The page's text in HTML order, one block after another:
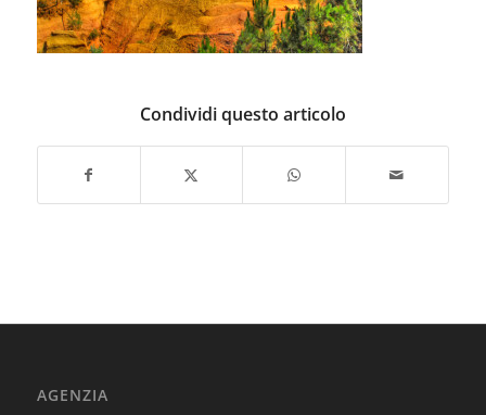
Condividi questo articolo
AGENZIA